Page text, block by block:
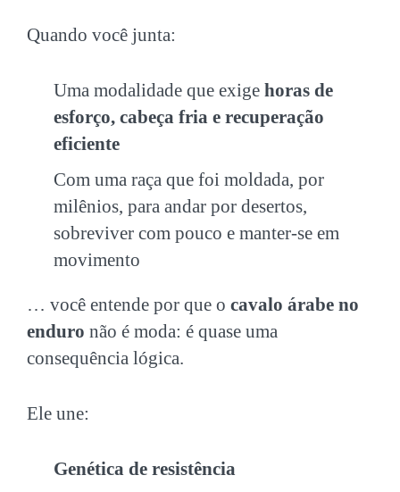
Quando você junta:
Uma modalidade que exige horas de
esforço, cabeça fria e recuperação
eficiente
Com uma raça que foi moldada, por
milênios, para andar por desertos,
sobreviver com pouco e manter-se em
movimento
… você entende por que o cavalo árabe no
enduro não é moda: é quase uma
consequência lógica.
Ele une:
Genética de resistência